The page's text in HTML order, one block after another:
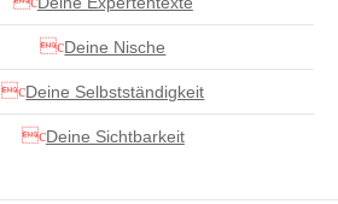
Deine Nische
Deine Selbstständigkeit
Deine Sichtbarkeit